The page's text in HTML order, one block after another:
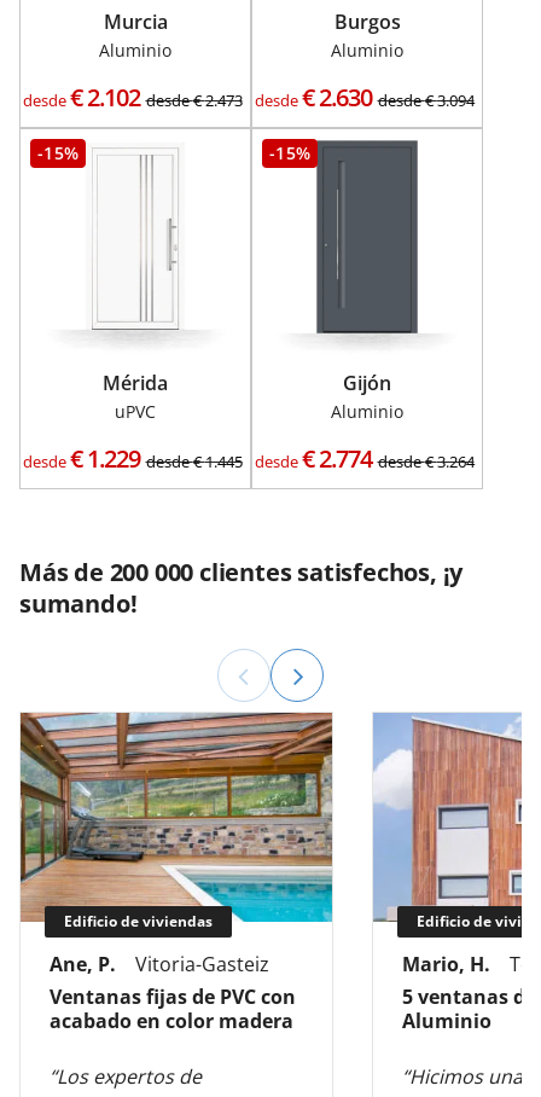
Murcia
Aluminio
desde€2.102 desde€2.473
Burgos
Aluminio
desde€2.630 desde€3.094
-15%
Mérida
uPVC
desde€1.229 desde€1.445
-15%
Gijón
Aluminio
desde€2.774 desde€3.264
Más de 200 000 clientes satisfechos, ¡y
sumando!
Edificio de viviendas
Ane, P.
Vitoria-Gasteiz
Ventanas fijas de PVC con
acabado en color madera
“Los expertos de
Edificio de
Mario, H.
5 ventanas de
Aluminio
“Hicimos una